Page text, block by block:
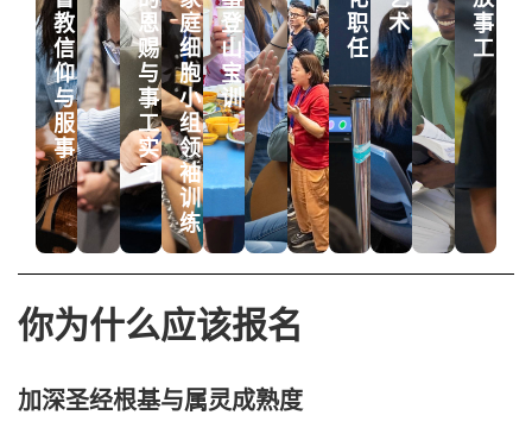
教
信
仰
与
服
事
恩
赐
与
事
工
实
习
庭
细
胞
小
组
领
袖
训
练
登
山
宝
训
职
任
术
事
工
你为什么应该报名
加深圣经根基与属灵成熟度